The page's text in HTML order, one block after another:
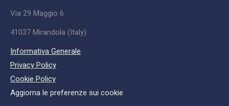
Via 29 Maggio 6
41037 Mirandola (Italy)
Informativa Generale
Privacy Policy
Cookie Policy
Aggiorna le preferenze sui cookie